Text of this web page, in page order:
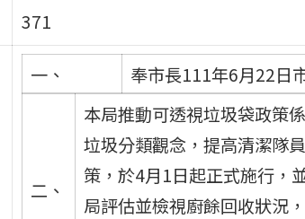
371
一、 奉市長111年6月22日
二、
本局推動可透視垃圾袋政策
垃圾分類觀念，提高清潔隊
策，於4月1日起正式施行，
局評估並檢視廚餘回收狀況